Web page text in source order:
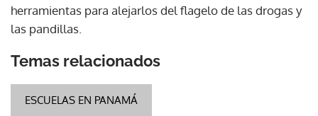
herramientas para alejarlos del flagelo de las drogas y
las pandillas.
Temas relacionados
ESCUELAS EN PANAMÁ